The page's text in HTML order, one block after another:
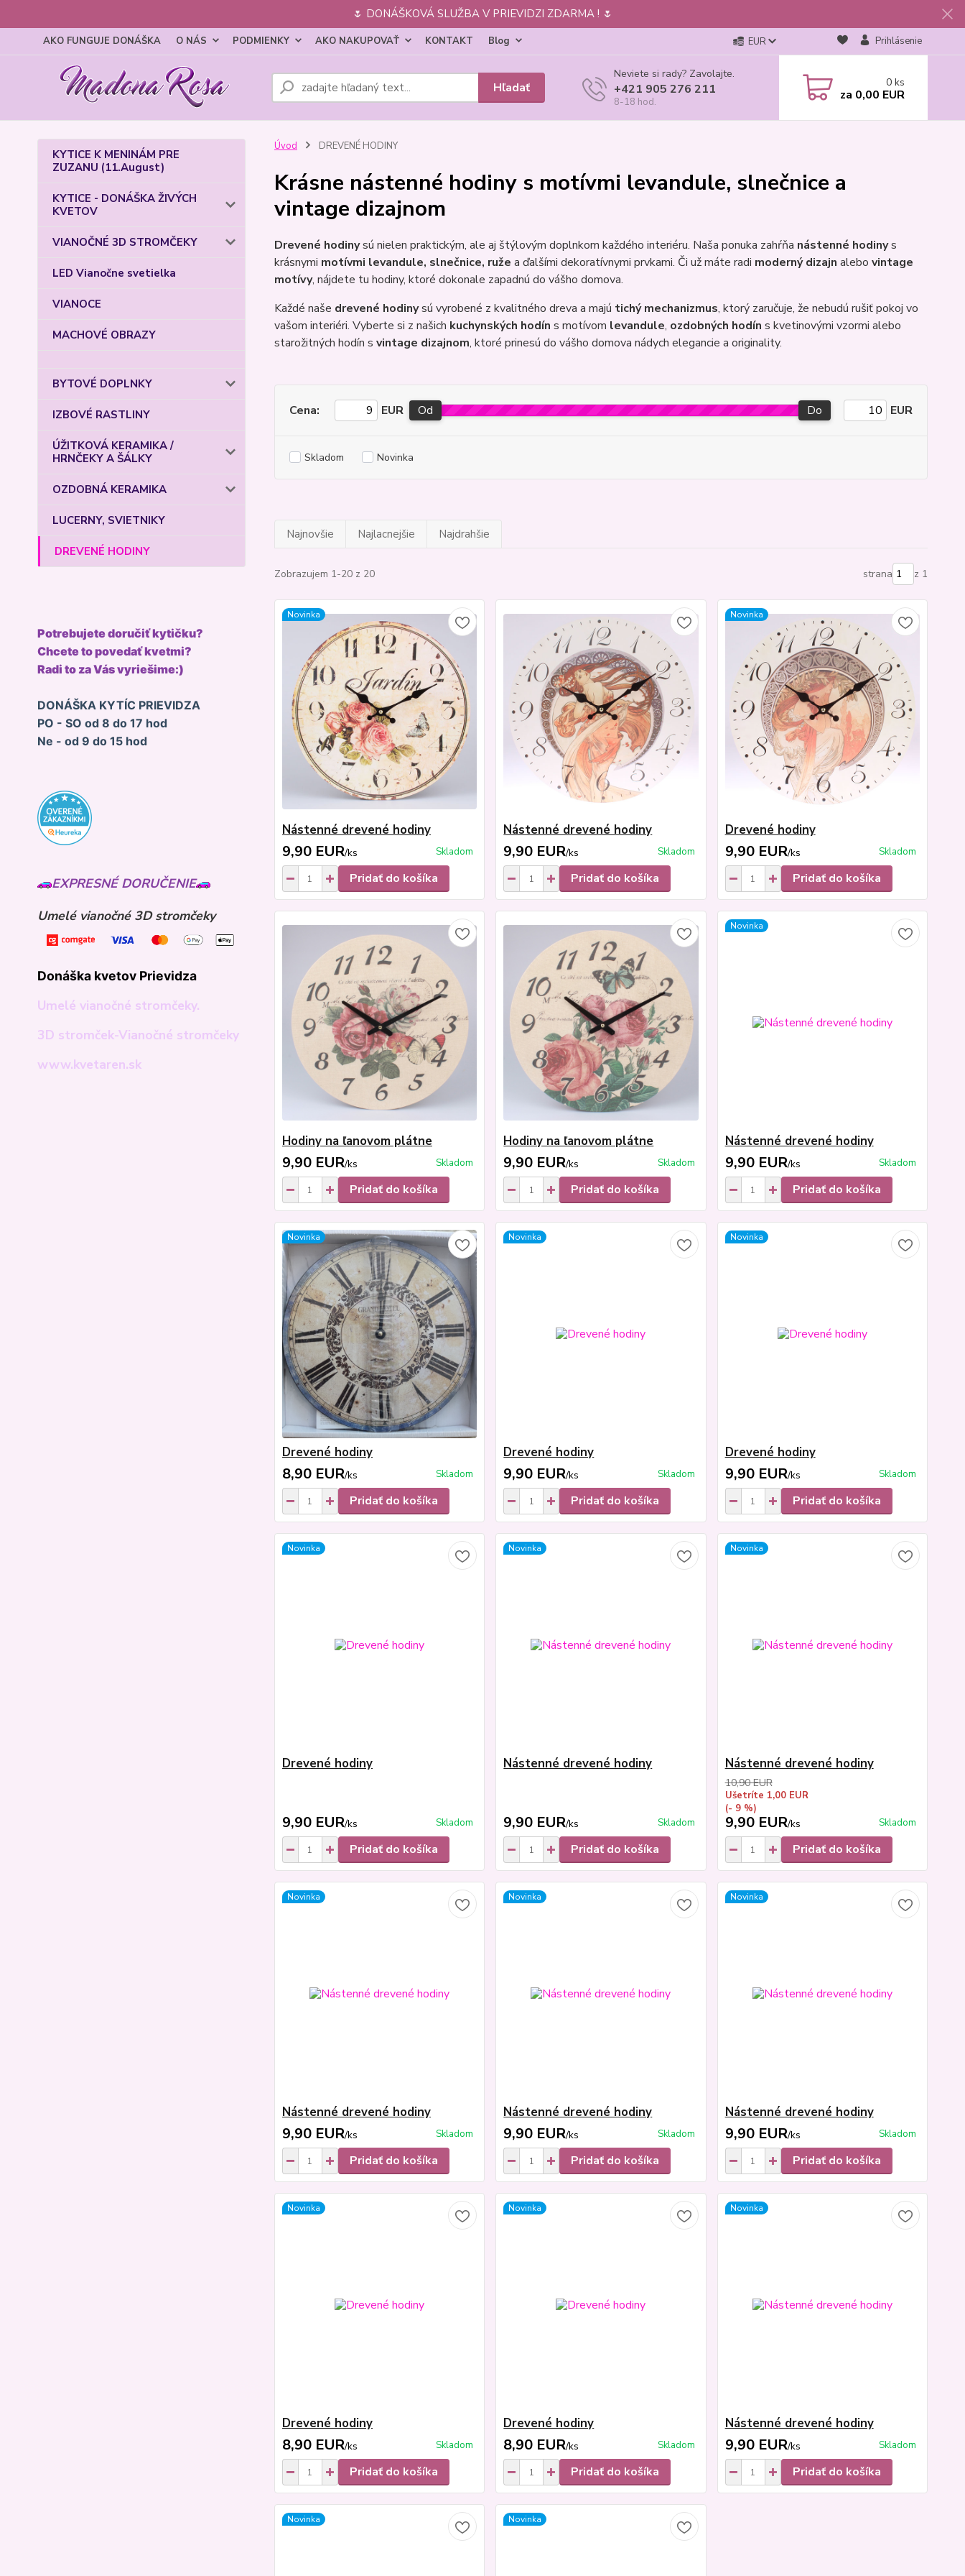
🌷 DONÁŠKOVÁ SLUŽBA V PRIEVIDZI ZDARMA ! 🌷
AKO FUNGUJE DONÁŠKA O NÁS PODMIENKY AKO NAKUPOVAŤ KONTAKT Blog EUR Prihlásenie
Hľadať
Neviete si rady? Zavolajte.
+421 905 276 211
8-18 hod.
0 ks
za 0,00 EUR
KYTICE K MENINÁM PRE
ZUZANU (11.August)
KYTICE - DONÁŠKA ŽIVÝCH
KVETOV
VIANOČNÉ 3D STROMČEKY
LED Vianočne svetielka
VIANOCE
MACHOVÉ OBRAZY
BYTOVÉ DOPLNKY
IZBOVÉ RASTLINY
ÚŽITKOVÁ KERAMIKA /
HRNČEKY A ŠÁLKY
OZDOBNÁ KERAMIKA
LUCERNY, SVIETNIKY
DREVENÉ HODINY
Potrebujete doručiť kytičku?
Chcete to povedať kvetmi?
Radi to za Vás vyriešime:)
DONÁŠKA KYTÍC PRIEVIDZA
PO - SO od 8 do 17 hod
Ne - od 9 do 15 hod
EXPRESNÉ DORUČENIE
Umelé vianočné 3D stromčeky
Donáška kvetov Prievidza
Umelé vianočné stromčeky.
3D stromček-Vianočné stromčeky
www.kvetaren.sk
Úvod DREVENÉ HODINY
Krásne nástenné hodiny s motívmi levandule, slnečnice a
vintage dizajnom
Drevené hodinysú nielen praktickým, ale aj štýlovým doplnkom každého interiéru. Naša ponuka zahŕňa nástenné hodinys
krásnymi motívmi levandule, slnečnice, ruže a ďalšími dekoratívnymi prvkami. Či už máte radi moderný dizajn alebo vintage
motívy, nájdete tu hodiny, ktoré dokonale zapadnú do vášho domova.
Každé naše drevené hodinysú vyrobené z kvalitného dreva a majú tichý mechanizmus, ktorý zaručuje, že nebudú rušiť pokoj vo
vašom interiéri. Vyberte si z našich kuchynských hodín s motívom levandule, ozdobných hodín s kvetinovými vzormi alebo
starožitných hodín s vintage dizajnom, ktoré prinesú do vášho domova nádych elegancie a originality.
Cena: EUR Od Do EUR
Skladom Novinka
Najnovšie Najlacnejšie Najdrahšie
Zobrazujem 1-20 z 20 strana z 1
Novinka
Nástenné drevené hodiny
9,90 EUR/ks Skladom
Pridať do košíka
Nástenné drevené hodiny
9,90 EUR/ks Skladom
Pridať do košíka
Novinka
Drevené hodiny
9,90 EUR/ks Skladom
Pridať do košíka
Hodiny na ľanovom plátne
9,90 EUR/ks Skladom
Pridať do košíka
Hodiny na ľanovom plátne
9,90 EUR/ks Skladom
Pridať do košíka
Novinka
Nástenné drevené hodiny
9,90 EUR/ks Skladom
Pridať do košíka
Novinka
Drevené hodiny
8,90 EUR/ks Skladom
Pridať do košíka
Novinka
Drevené hodiny
9,90 EUR/ks Skladom
Pridať do košíka
Novinka
Drevené hodiny
9,90 EUR/ks Skladom
Pridať do košíka
Novinka
Drevené hodiny
9,90 EUR/ks Skladom
Pridať do košíka
Novinka
Nástenné drevené hodiny
9,90 EUR/ks Skladom
Pridať do košíka
Novinka
Nástenné drevené hodiny
10,90 EUR
Ušetríte 1,00 EUR
(- 9 %)
9,90 EUR/ks Skladom
Pridať do košíka
Novinka
Nástenné drevené hodiny
9,90 EUR/ks Skladom
Pridať do košíka
Novinka
Nástenné drevené hodiny
9,90 EUR/ks Skladom
Pridať do košíka
Novinka
Nástenné drevené hodiny
9,90 EUR/ks Skladom
Pridať do košíka
Novinka
Drevené hodiny
8,90 EUR/ks Skladom
Pridať do košíka
Novinka
Drevené hodiny
8,90 EUR/ks Skladom
Pridať do košíka
Novinka
Nástenné drevené hodiny
9,90 EUR/ks Skladom
Pridať do košíka
Novinka Novinka